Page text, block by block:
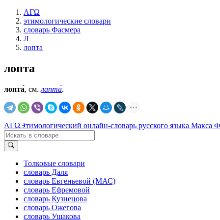
ΛΓΩ
этимологические словари
словарь Фасмера
Л
лопта
лопта
лопта́, см. лапта́.
ΛΓΩЭтимологический онлайн-словарь русского языка Макса
Толковые словари
словарь Даля
словарь Евгеньевой (МАС)
словарь Ефремовой
словарь Кузнецова
словарь Ожегова
словарь Ушакова